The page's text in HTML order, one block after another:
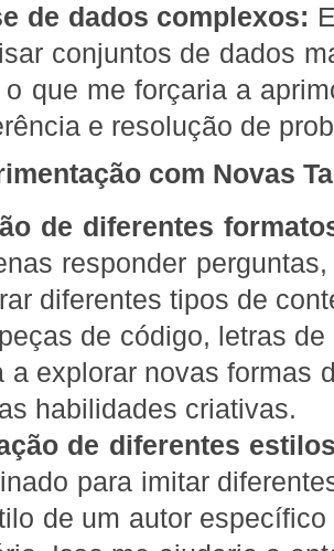
de dados complexos:
conjuntos de dados
o que me forçaria a
e resolução de
com Novas
de diferentes
responder
diferentes tipos de
de código, letras
a explorar novas formas
habilidades criativas.
de diferentes
para imitar
de um autor